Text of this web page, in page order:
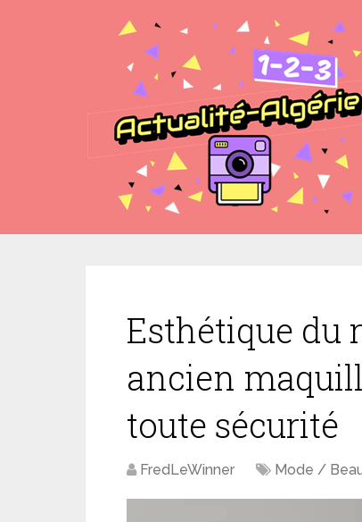
Esthétique du
ancien
toute sécurité
FredLeWinner Mode /